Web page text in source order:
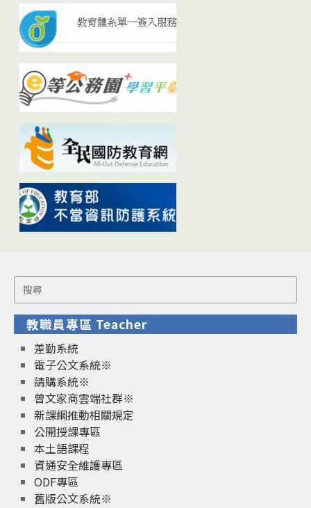
Search
for:
教職員專區 Teacher
差勤系統
電子公文系統※
請購系統※
曾文家商雲端社群※
新課綱推動相關規定
公開授課專區
本土語課程
資通安全維護專區
ODF專區
舊版公文系統※